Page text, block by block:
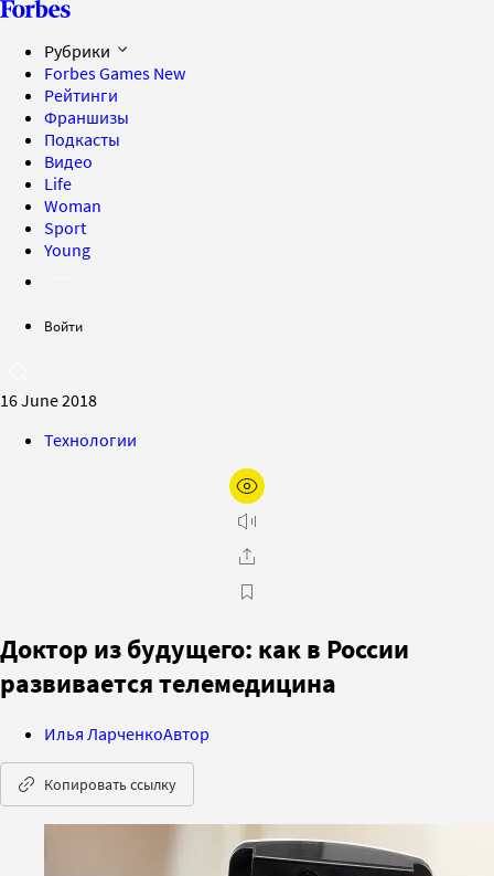
Рубрики
Forbes Games New
Рейтинги
Франшизы
Подкасты
Видео
Life
Woman
Sport
Young
Войти
16 June 2018
Технологии
Доктор из будущего: как в России
развивается телемедицина
Илья ЛарченкоАвтор
Копировать ссылку